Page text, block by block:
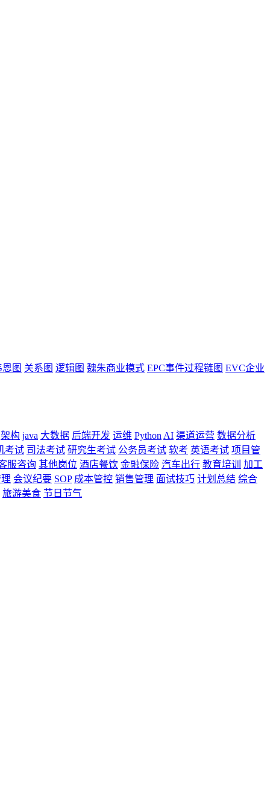
恩图 关系图 逻辑图 魏朱商业模式 EPC事件过程链图 EVC企业
架构 java 大数据 后端开发 运维 Python AI 渠道运营 数据分析
考试 司法考试 研究生考试 公务员考试 软考 英语考试 项目管
服咨询 其他岗位 酒店餐饮 金融保险 汽车出行 教育培训
加工
会议纪要 SOP 成本管控 销售管理 面试技巧 计划总结 综合
旅游美食 节日节气